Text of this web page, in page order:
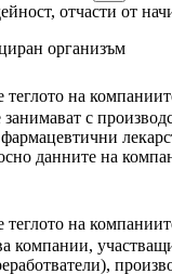
отчасти от
организъм
теглото на
с
фармацевтични
данните на
теглото на
компании,